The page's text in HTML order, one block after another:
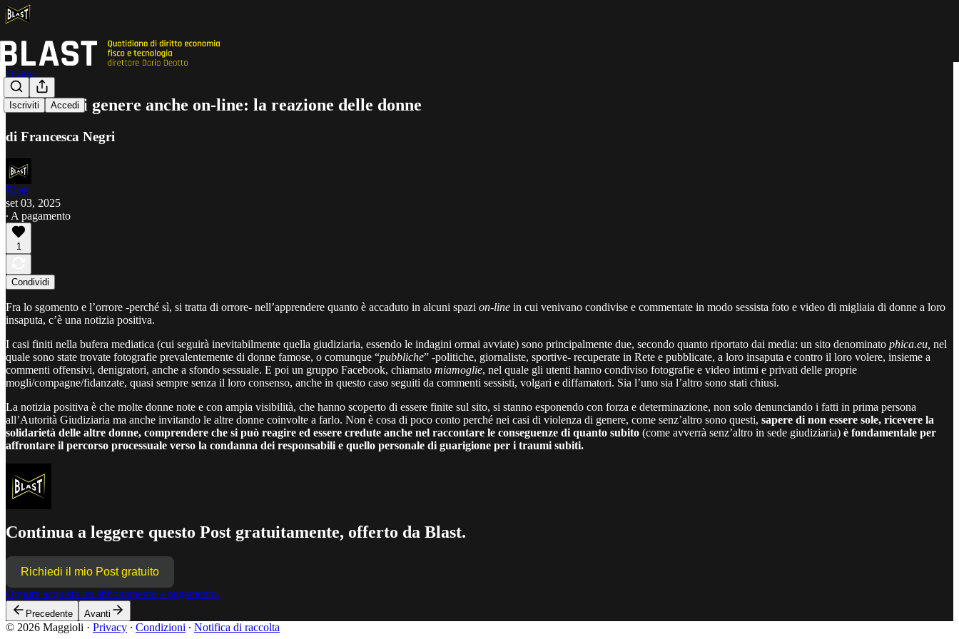
Iscriviti Accedi
Diritto
Violenza di genere anche on-line: la reazione delle donne
di Francesca Negri
Blast
set 03, 2025
∙ A pagamento
1
Condividi
Fra lo sgomento e l’orrore -perché sì, si tratta di orrore- nell’apprendere quanto è accaduto in alcuni spazi on-line in cui venivano condivise e commentate in modo sessista foto e video di migliaia di donne a loro
insaputa, c’è una notizia positiva.
I casi finiti nella bufera mediatica (cui seguirà inevitabilmente quella giudiziaria, essendo le indagini ormai avviate) sono principalmente due, secondo quanto riportato dai media: un sito denominato phica.eu, nel
quale sono state trovate fotografie prevalentemente di donne famose, o comunque “pubbliche” -politiche, giornaliste, sportive- recuperate in Rete e pubblicate, a loro insaputa e contro il loro volere, insieme a
commenti offensivi, denigratori, anche a sfondo sessuale. E poi un gruppo Facebook, chiamato miamoglie, nel quale gli utenti hanno condiviso fotografie e video intimi e privati delle proprie
mogli/compagne/fidanzate, quasi sempre senza il loro consenso, anche in questo caso seguiti da commenti sessisti, volgari e diffamatori. Sia l’uno sia l’altro sono stati chiusi.
La notizia positiva è che molte donne note e con ampia visibilità, che hanno scoperto di essere finite sul sito, si stanno esponendo con forza e determinazione, non solo denunciando i fatti in prima persona
all’Autorità Giudiziaria ma anche invitando le altre donne coinvolte a farlo. Non è cosa di poco conto perché nei casi di violenza di genere, come senz’altro sono questi, sapere di non essere sole, ricevere la
solidarietà delle altre donne, comprendere che si può reagire ed essere credute anche nel raccontare le conseguenze di quanto subito (come avverrà senz’altro in sede giudiziaria) è fondamentale per
affrontare il percorso processuale verso la condanna dei responsabili e quello personale di guarigione per i traumi subiti.
Continua a leggere questo Post gratuitamente, offerto da Blast.
Richiedi il mio Post gratuito
Oppure acquista un abbonamento a pagamento.
Precedente Avanti
© 2026 Maggioli · Privacy ∙ Condizioni ∙ Notifica di raccolta